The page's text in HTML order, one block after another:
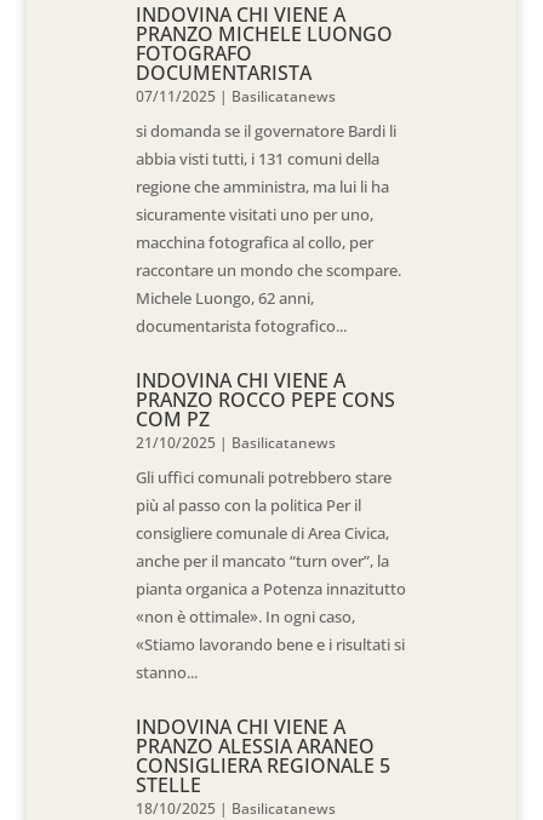
INDOVINA CHI VIENE A
PRANZO MICHELE LUONGO
FOTOGRAFO
DOCUMENTARISTA
07/11/2025 | Basilicatanews
si domanda se il governatore Bardi li
abbia visti tutti, i 131 comuni della
regione che amministra, ma lui li ha
sicuramente visitati uno per uno,
macchina fotografica al collo, per
raccontare un mondo che scompare.
Michele Luongo, 62 anni,
documentarista fotografico...
INDOVINA CHI VIENE A
PRANZO ROCCO PEPE CONS
COM PZ
21/10/2025 | Basilicatanews
Gli uffici comunali potrebbero stare
più al passo con la politica Per il
consigliere comunale di Area Civica,
anche per il mancato “turn over”, la
pianta organica a Potenza innazitutto
«non è ottimale». In ogni caso,
«Stiamo lavorando bene e i risultati si
stanno...
INDOVINA CHI VIENE A
PRANZO ALESSIA ARANEO
CONSIGLIERA REGIONALE 5
STELLE
18/10/2025 | Basilicatanews